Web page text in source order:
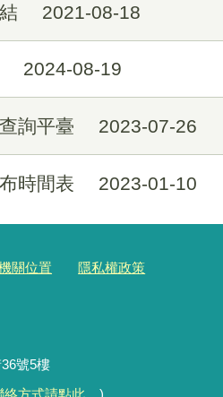
2021-08-18
2024-08-19
詢平臺 2023-07-26
時間表 2023-01-10
關位置 隱私權政策
號5樓
絡方式請點此 )